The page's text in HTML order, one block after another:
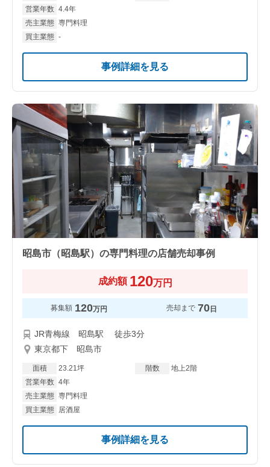
営業年数 4.4年
売主業態 専門料理
買主業態 -
事例詳細を見る
昭島市（昭島駅）の専門料理の店舗売却事例
成約額 120万円
募集額 120万円 売却まで 70日
JR青梅線 昭島駅 徒歩3分
東京都下 昭島市
面積 23.21坪 階数
地上2階
営業年数 4年
売主業態 専門料理
買主業態
居酒屋
事例詳細を見る